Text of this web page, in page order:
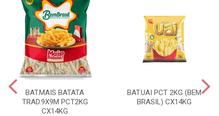
BAT.MAIS BATATA
TRAD.9X9M PCT2KG
CX14KG
BAT.UAI PCT 2KG (BEM
BRASIL) CX14KG